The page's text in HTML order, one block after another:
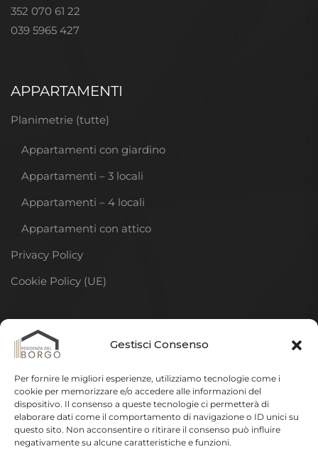
Gestisci Consenso
Per fornire le migliori esperienze, utilizziamo tecnologie come i
cookie per memorizzare e/o accedere alle informazioni del
dispositivo. Il consenso a queste tecnologie ci permetterà di
elaborare dati come il comportamento di navigazione o ID unici su
questo sito. Non acconsentire o ritirare il consenso può influire
negativamente su alcune caratteristiche e funzioni.
352 070 61 22
039 5965 427
APPARTAMENTI
Planimetrie (tutte)
Appartamenti con giardino
Appartamenti – 3 locali
Appartamenti – 4 locali
Appartamenti con attico
Privacy Policy
Cookie Policy (UE)
DISCLAIMER
ha lo scopo di illustrare gli elementi fondamentali e più
significativi del progetto. In sede di elaborazione del
progetto esecutivo e della realizzazione delle opere
potranno essere apportate varianti a quanto qui